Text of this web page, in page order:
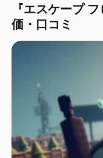
『エスケープ
価・口コミ